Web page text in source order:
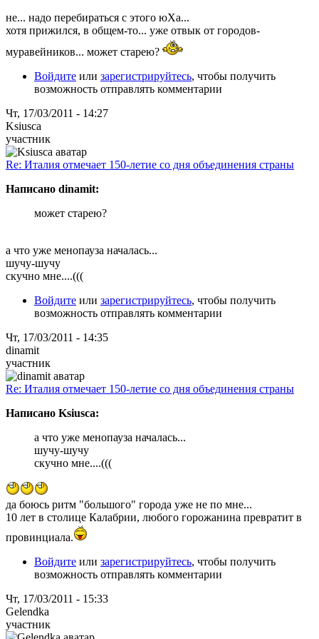
не... надо перебираться с этого юХа...
хотя прижился, в общем-то... уже отвык от городов-
муравейников... может старею?
Войдите или зарегистрируйтесь, чтобы получить
возможность отправлять комментарии
Чт, 17/03/2011 - 14:27
Ksiusca
участник
Re: Италия отмечает 150-летие со дня объединения страны
Написано dinamit:
может старею?
а что уже менопауза началась...
шучу-шучу
скучно мне....(((
Войдите или зарегистрируйтесь, чтобы получить
возможность отправлять комментарии
Чт, 17/03/2011 - 14:35
dinamit
участник
Re: Италия отмечает 150-летие со дня объединения страны
Написано Ksiusca:
а что уже менопауза началась...
шучу-шучу
скучно мне....(((
да боюсь ритм "большого" города уже не по мне...
10 лет в столице Калабрии, любого горожанина превратит в
провинциала.
Войдите или зарегистрируйтесь, чтобы получить
возможность отправлять комментарии
Чт, 17/03/2011 - 15:33
Gelendka
участник